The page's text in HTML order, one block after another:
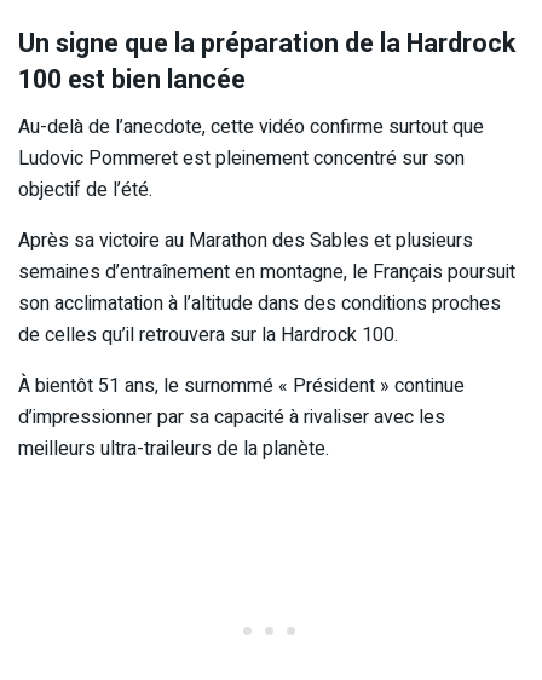
Un signe que la préparation de la Hardrock
100 est bien lancée
Au-delà de l’anecdote, cette vidéo confirme surtout que
Ludovic Pommeret est pleinement concentré sur son
objectif de l’été.
Après sa victoire au Marathon des Sables et plusieurs
semaines d’entraînement en montagne, le Français poursuit
son acclimatation à l’altitude dans des conditions proches
de celles qu’il retrouvera sur la Hardrock 100.
À bientôt 51 ans, le surnommé « Président » continue
d’impressionner par sa capacité à rivaliser avec les
meilleurs ultra-traileurs de la planète.